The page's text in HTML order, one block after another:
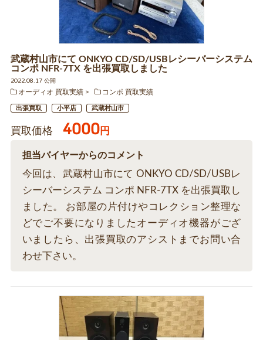
武蔵村山市にて ONKYO CD/SD/USBレシーバーシステム
コンポ NFR-7TX を出張買取しました
2022.08.17 公開
オーディオ 買取実績
コンポ 買取実績
出張買取 小平店 武蔵村山市
買取価格 4000円
担当バイヤーからのコメント
今回は、武蔵村山市にて ONKYO CD/SD/USBレ
シーバーシステム コンポ NFR-7TX を出張買取し
ました。 お部屋の片付けやコレクション整理な
どでご不要になりましたオーディオ機器がござ
いましたら、出張買取のアシストまでお問い合
わせ下さい。